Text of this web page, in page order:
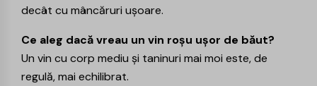
decât cu mâncăruri ușoare.
Ce aleg dacă vreau un vin roșu ușor de băut?
Un vin cu corp mediu și taninuri mai moi este, de
regulă, mai echilibrat.